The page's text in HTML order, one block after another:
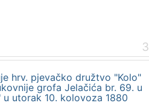
3
hrv. pjevačko družtvo "Kolo"
grofa Jelačića br. 69. u
utorak 10. kolovoza 1880